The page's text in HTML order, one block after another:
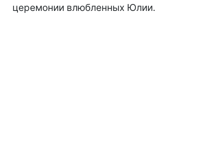
церемонии влюбленных Юлии.